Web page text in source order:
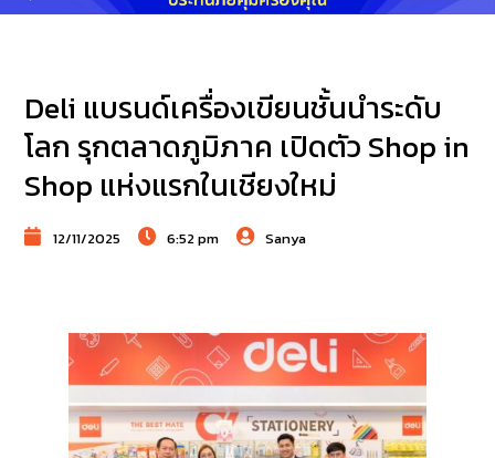
Deli แบรนด์เครื่องเขียนชั้นนำระดับ
โลก รุกตลาดภูมิภาค เปิดตัว Shop in
Shop แห่งแรกในเชียงใหม่
12/11/2025 6:52 pm Sanya